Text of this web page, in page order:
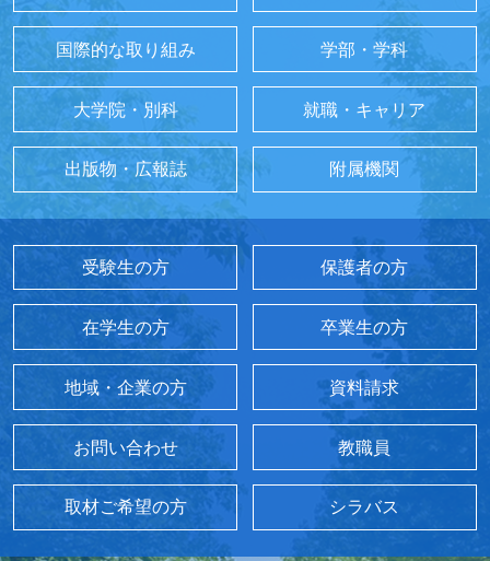
国際的な取り組み 学部・学科
大学院・別科 就職・キャリア
出版物・広報誌 附属機関
受験生の方 保護者の方
在学生の方 卒業生の方
地域・企業の方 資料請求
お問い合わせ 教職員
取材ご希望の方 シラバス